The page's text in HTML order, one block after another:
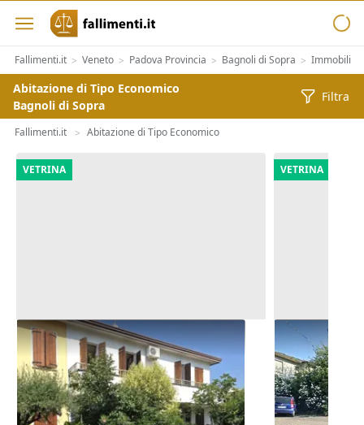
Fallimenti.it > Veneto > Padova Provincia > Bagnoli di Sopra > Immobiliari
Abitazione di Tipo Economico
Bagnoli di Sopra
Filtra
Fallimenti.it > Abitazione di Tipo Economico
VETRINA
Asta Abitazione cielo terra con
cortile e cantina
Montegrotto Terme (Padova)
195.000 €
20/10/2026
VETRINA
Asta Casa
Barbarano
180.000 €
22/10/2026